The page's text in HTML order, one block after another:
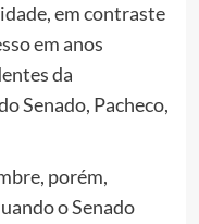
em contraste
em anos
da
Senado, Pacheco,
porém,
o Senado